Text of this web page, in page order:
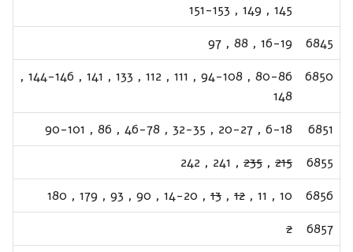
145
,
149
,
151-153
6845
16-19
,
88
,
97
6850
80-86
,
94-108
,
111
,
112
,
133
,
141
,
144-146
,
148
6851
6-18
,
20-27
,
32-35
,
46-78
,
86
,
90-101
6855
215
,
235
,
241
,
242
6856
10
,
11
,
12
,
13
,
14-20
,
90
,
93
,
179
,
180
6857
2